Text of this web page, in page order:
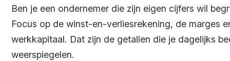
Ben je een ondernemer die zijn eigen cijfers wil
Focus op de winst-en-verliesrekening, de marges
werkkapitaal. Dat zijn de getallen die je dagelijks
weerspiegelen.